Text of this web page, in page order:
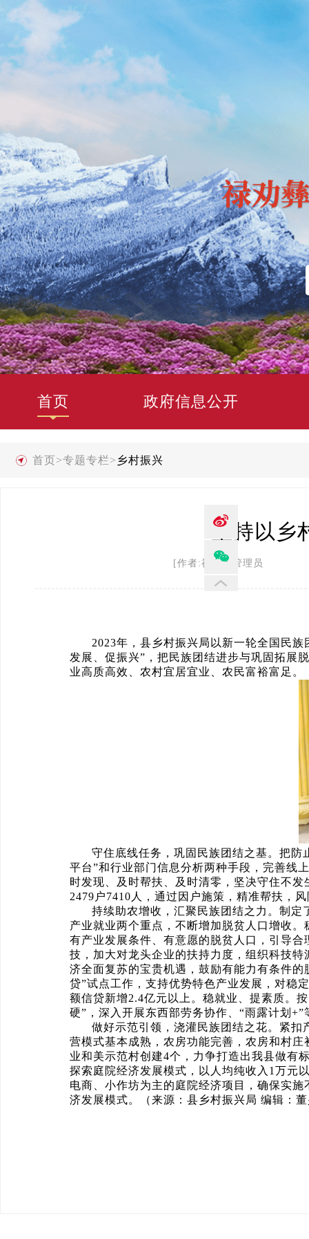
首页 政府信息公开
首页>专题专栏> 乡村振兴
坚持以乡
[作者:禄劝县管理员 发
2023年，县乡村振兴局以新一轮全国民
发展、促振兴”，把民族团结进步与巩固拓展
业高质高效、农村宜居宜业、农民富裕富足。
守住底线任务，巩固民族团结之基。把
平台”和行业部门信息分析两种手段，完善线
时发现、及时帮扶、及时清零，坚决守住不
2479户7410人，通过因户施策，精准帮扶，
持续助农增收，汇聚民族团结之力。制
产业就业两个重点，不断增加脱贫人口增收
有产业发展条件、有意愿的脱贫人口，引导
技，加大对龙头企业的扶持力度，组织科技
济全面复苏的宝贵机遇，鼓励有能力有条件
贷”试点工作，支持优势特色产业发展，对稳
额信贷新增2.4亿元以上。稳就业、提素质。
硬”，深入开展东西部劳务协作、“雨露计划
做好示范引领，浇灌民族团结之花。紧
营模式基本成熟，农房功能完善，农房和村
业和美示范村创建4个，力争打造出我县做有
探索庭院经济发展模式，以人均纯收入1万元
电商、小作坊为主的庭院经济项目，确保实
济发展模式。（来源： 县乡村振兴局 编辑：